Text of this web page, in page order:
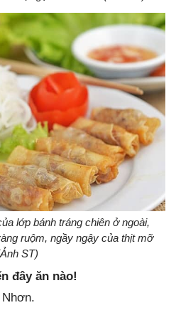
lớp bánh tráng chiên ở ngoài,
ruộm, ngầy ngậy của thịt mỡ
ST)
đây ăn nào!